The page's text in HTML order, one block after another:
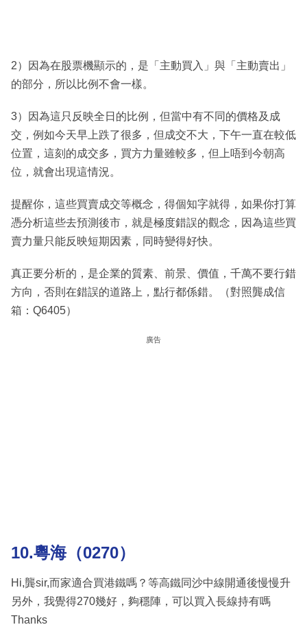
2）因為在股票機顯示的，是「主動買入」與「主動賣出」
的部分，所以比例不會一樣。
3）因為這只反映全日的比例，但當中有不同的價格及成
交，例如今天早上跌了很多，但成交不大，下午一直在較低
位置，這刻的成交多，買方力量雖較多，但上唔到今朝高
位，就會出現這情況。
提醒你，這些買賣成交等概念，得個知字就得，如果你打算
憑分析這些去預測後市，就是極度錯誤的觀念，因為這些買
賣力量只能反映短期因素，同時變得好快。
真正要分析的，是企業的質素、前景、價值，千萬不要行錯
方向，否則在錯誤的道路上，點行都係錯。（對照龔成信
箱：Q6405）
廣告
10.粵海（0270）
Hi,龔sir,而家適合買港鐵嗎？等高鐵同沙中線開通後慢慢升
另外，我覺得270幾好，夠穩陣，可以買入長線持有嗎
Thanks